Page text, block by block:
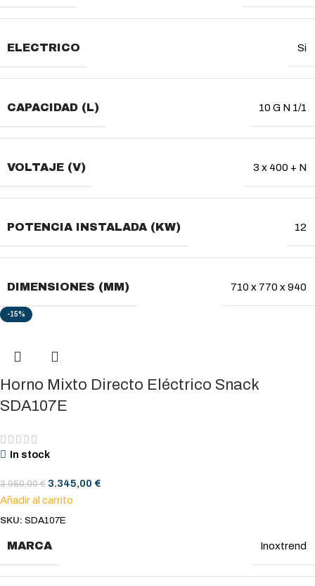
ELECTRICO Si
CAPACIDAD (L) 10 G N 1/1
VOLTAJE (V) 3 x 400 + N
POTENCIA INSTALADA (KW) 12
DIMENSIONES (MM) 710 x 770 x 940
-15%
Horno Mixto Directo Eléctrico Snack
SDA107E
In stock
3.950,00€ 3.345,00 €
Añadir al carrito
SKU: SDA107E
MARCA Inoxtrend